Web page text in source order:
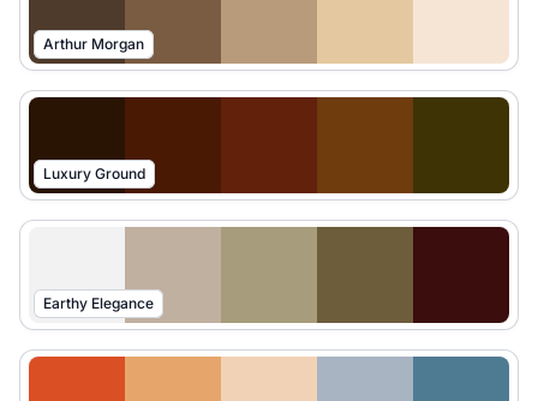
Arthur Morgan
Luxury Ground
Earthy Elegance